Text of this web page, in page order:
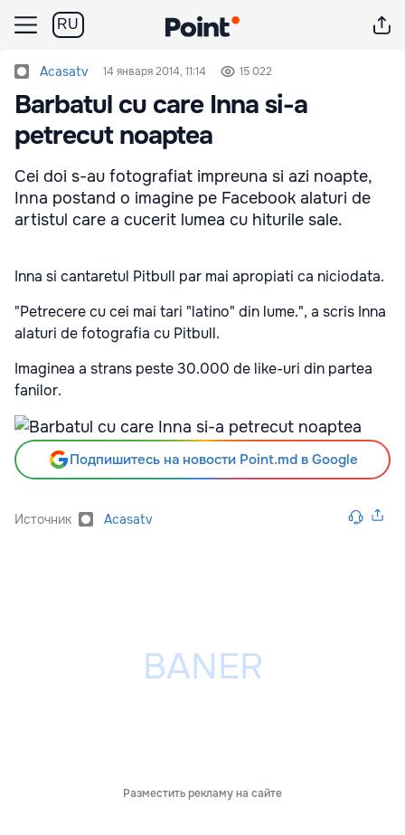
RU
Acasatv 14 января 2014, 11:14 15 022
Barbatul cu care Inna si-a
petrecut noaptea
Cei doi s-au fotografiat impreuna si azi noapte,
Inna postand o imagine pe Facebook alaturi de
artistul care a cucerit lumea cu hiturile sale.
Inna si cantaretul Pitbull par mai apropiati ca niciodata.
"Petrecere cu cei mai tari "latino" din lume.", a scris Inna
alaturi de fotografia cu Pitbull.
Imaginea a strans peste 30.000 de like-uri din partea
fanilor.
Подпишитесь на новости Point.md в Google
Источник Acasatv
Разместить рекламу на сайте